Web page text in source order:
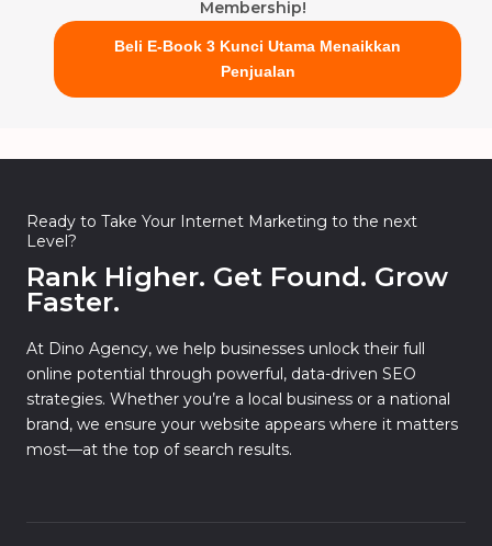
Membership!
Beli E-Book 3 Kunci Utama Menaikkan
Penjualan
Ready to Take Your Internet Marketing to the next
Level?
Rank Higher. Get Found. Grow
Faster.
At Dino Agency, we help businesses unlock their full
online potential through powerful, data-driven SEO
strategies. Whether you’re a local business or a national
brand, we ensure your website appears where it matters
most—at the top of search results.